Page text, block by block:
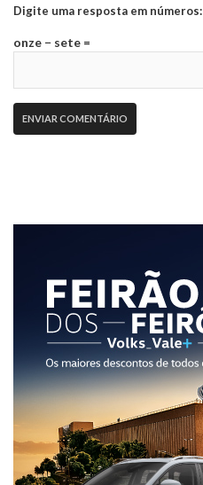
Digite uma resposta em números:
onze − sete =